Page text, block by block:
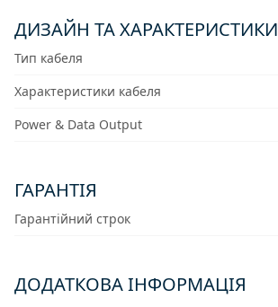
ДИЗАЙН ТА ХАРАКТЕРИСТИКИ
Тип кабеля
Характеристики кабеля
Power & Data Output
ГАРАНТІЯ
Гарантійний строк
ДОДАТКОВА ІНФОРМАЦІЯ